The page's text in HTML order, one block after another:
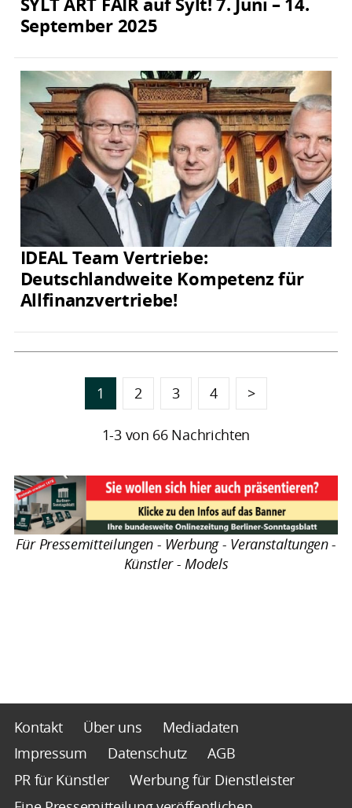
September 2025
IDEAL Team Vertriebe:
Deutschlandweite Kompetenz für
Allfinanzvertriebe!
1 2 3 4 >
1-3 von 66 Nachrichten
Für Pressemitteilungen - Werbung - Veranstaltungen -
Künstler - Models
Kontakt Über uns
Mediadaten
Impressum
Datenschutz
AGB
PR für Künstler
Werbung für Dienstleister